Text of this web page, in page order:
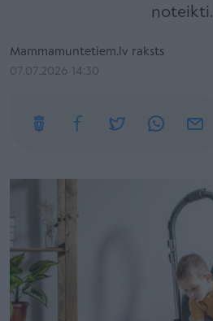
noteikti.
Mammamuntetiem.lv raksts
07.07.2026 14:30